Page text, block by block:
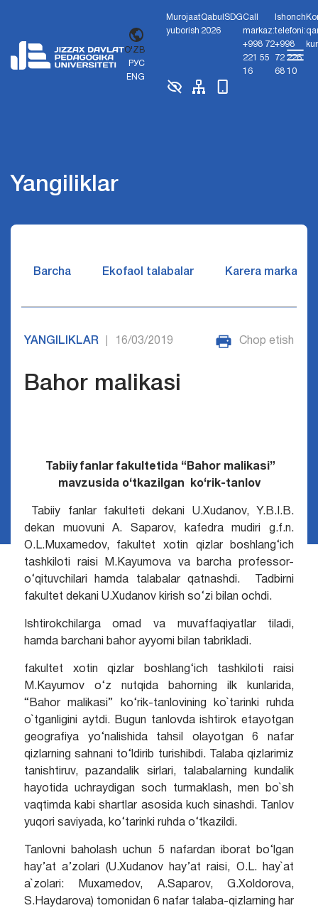
O'ZB
РУС
ENG
Murojaat
yuborish
Qabul
2026
SDGCall
markaz:
+998 72
221 55
16
Ishonch
telefoni:
+998
72 226
68 10
Yangiliklar
Barcha Ekofaol talabalar Karera markazi
YANGILIKLAR 16/03/2019 Chop etish
Bahor malikasi
Tabiiy fanlar fakultetida “ Bahor malikasi ”
mavzusida o‘tkazilgan ko‘rik-tanlov
Tabiiy fanlar fakulteti dekani U.Xudanov, Y.B.I.B.
dekan muovuni A. Saparov, kafedra mudiri g.f.n.
O.L.Muxamedov, fakultet xotin qizlar boshlang‘ich
tashkiloti raisi M.Kayumova va barcha professor-
o‘qituvchilari hamda talabalar qatnashdi. Tadbirni
fakultet dekani U.Xudanov kirish so‘zi bilan ochdi.
Ishtirokchilarga omad va muvaffaqiyatlar tiladi,
hamda barchani bahor ayyomi bilan tabrikladi.
fakultet xotin qizlar boshlang‘ich tashkiloti raisi
M.Kayumov o‘z nutqida bahorning ilk kunlarida,
“Bahor malikasi” ko‘rik-tanlovining ko`tarinki ruhda
o`tganligini aytdi. Bugun tanlovda ishtirok etayotgan
geografiya yo‘nalishida tahsil olayotgan 6 nafar
qizlarning sahnani to‘ldirib turishibdi. Talaba qizlarimiz
tanishtiruv, pazandalik sirlari, talabalarning kundalik
hayotida uchraydigan soch turmaklash, men bo`sh
vaqtimda kabi shartlar asosida kuch sinashdi. Tanlov
yuqori saviyada, ko‘tarinki ruhda o‘tkazildi.
Tanlovni baholash uchun 5 nafardan iborat bo‘lgan
hay’at a’zolari (U.Xudanov hay’at raisi, O.L. hay`at
a`zolari: Muxamedov, A.Saparov, G.Xoldorova,
S.Haydarova) tomonidan 6 nafar talaba-qizlarning har